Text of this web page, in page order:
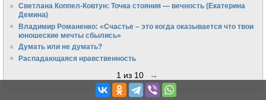
Светлана Коппел-Ковтун: Точка стояния — вечность (Екатерина
Демина)
Владимир Романенко: «Счастье – это когда оказывается что твои
юношеские мечты сбылись»
Думать или не думать?
Распадающаяся нравственность
1 из 10 →